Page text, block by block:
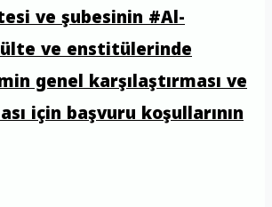
ve şubesinin #Al-
ve enstitülerinde
genel karşılaştırması ve
için başvuru koşullarının